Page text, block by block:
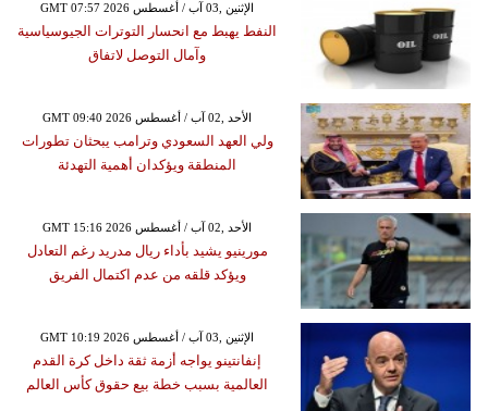
GMT 07:57 2026 الإثنين ,03 آب / أغسطس
النفط يهبط مع انحسار التوترات الجيوسياسية
وآمال التوصل لاتفاق
GMT 09:40 2026 الأحد ,02 آب / أغسطس
ولي العهد السعودي وترامب يبحثان تطورات
المنطقة ويؤكدان أهمية التهدئة
GMT 15:16 2026 الأحد ,02 آب / أغسطس
مورينيو يشيد بأداء ريال مدريد رغم التعادل
ويؤكد قلقه من عدم اكتمال الفريق
GMT 10:19 2026 الإثنين ,03 آب / أغسطس
إنفانتينو يواجه أزمة ثقة داخل كرة القدم
العالمية بسبب خطة بيع حقوق كأس العالم